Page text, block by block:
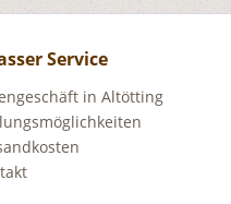
Service
in Altötting